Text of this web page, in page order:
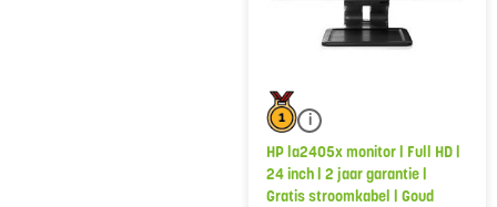
i
HP la2405x monitor | Full HD |
24 inch | 2 jaar garantie |
Gratis stroomkabel | Goud